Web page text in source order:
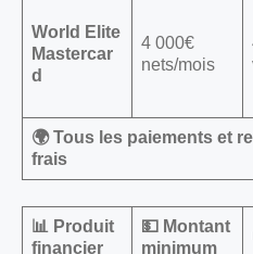
World Elite
Mastercar
d
4 000€
nets/mois
🌍 Tous les paiements et
frais
📊 Produit
financier
💵 Montant
minimum